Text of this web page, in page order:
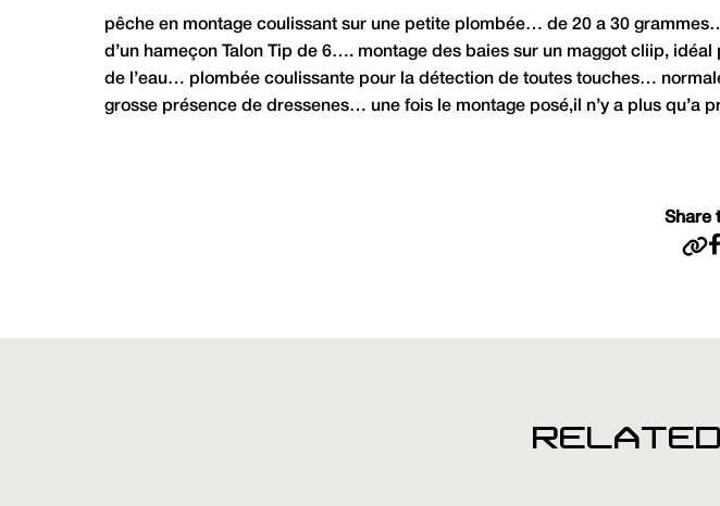
pêche en montage coulissant sur une petite plombée… de 20 a 30
d’un hameçon Talon Tip de 6…. montage des baies sur un maggot cliip,
de l’eau… plombée coulissante pour la détection de toutes touches…
grosse présence de dressenes… une fois le montage posé,il n’y a plus qu’a
Share